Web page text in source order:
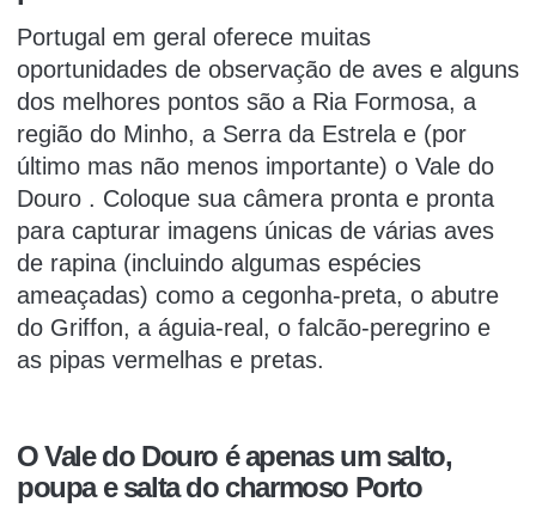
Portugal em geral oferece muitas
oportunidades de observação de aves e alguns
dos melhores pontos são a Ria Formosa, a
região do Minho, a Serra da Estrela e (por
último mas não menos importante) o Vale do
Douro . Coloque sua câmera pronta e pronta
para capturar imagens únicas de várias aves
de rapina (incluindo algumas espécies
ameaçadas) como a cegonha-preta, o abutre
do Griffon, a águia-real, o falcão-peregrino e
as pipas vermelhas e pretas.
O Vale do Douro é apenas um salto,
poupa e salta do charmoso Porto